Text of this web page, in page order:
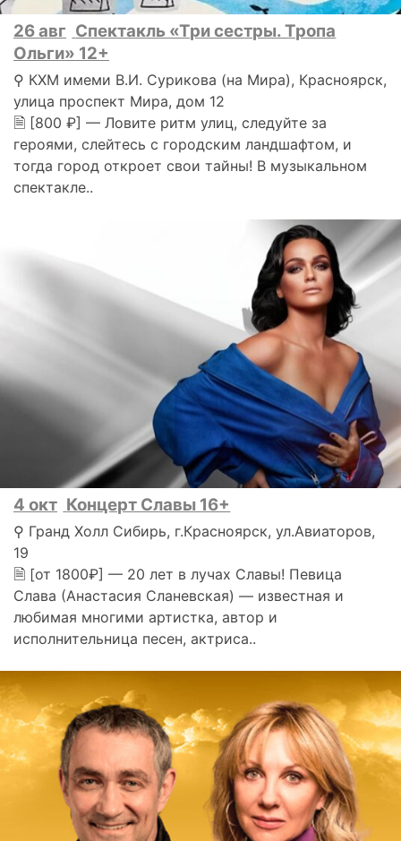
26 авг Спектакль «Три сестры. Тропа
Ольги» 12+
⚲ КХМ имеми В.И. Сурикова (на Мира), Красноярск,
улица проспект Мира, дом 12
🗎 [800 ₽] — Ловите ритм улиц, следуйте за
героями, слейтесь с городским ландшафтом, и
тогда город откроет свои тайны! В музыкальном
спектакле..
4 окт Концерт Славы 16+
⚲ Гранд Холл Сибирь, г.Красноярск, ул.Авиаторов,
19
🗎 [от 1800₽] — 20 лет в лучах Славы! Певица
Слава (Анастасия Сланевская) — известная и
любимая многими артистка, автор и
исполнительница песен, актриса..